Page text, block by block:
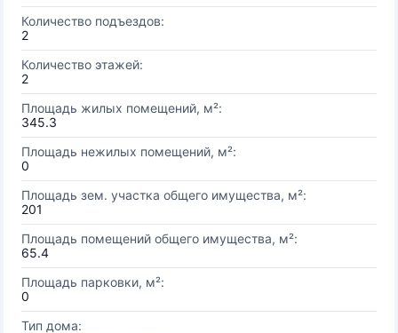
Количество подъездов:
2
Количество этажей:
2
Площадь жилых помещений, м²:
345.3
Площадь нежилых помещений, м²:
0
Площадь зем. участка общего имущества, м²:
201
Площадь помещений общего имущества, м²:
65.4
Площадь парковки, м²:
0
Тип дома: